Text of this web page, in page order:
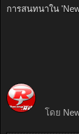
การสนทนาใน '
โดย